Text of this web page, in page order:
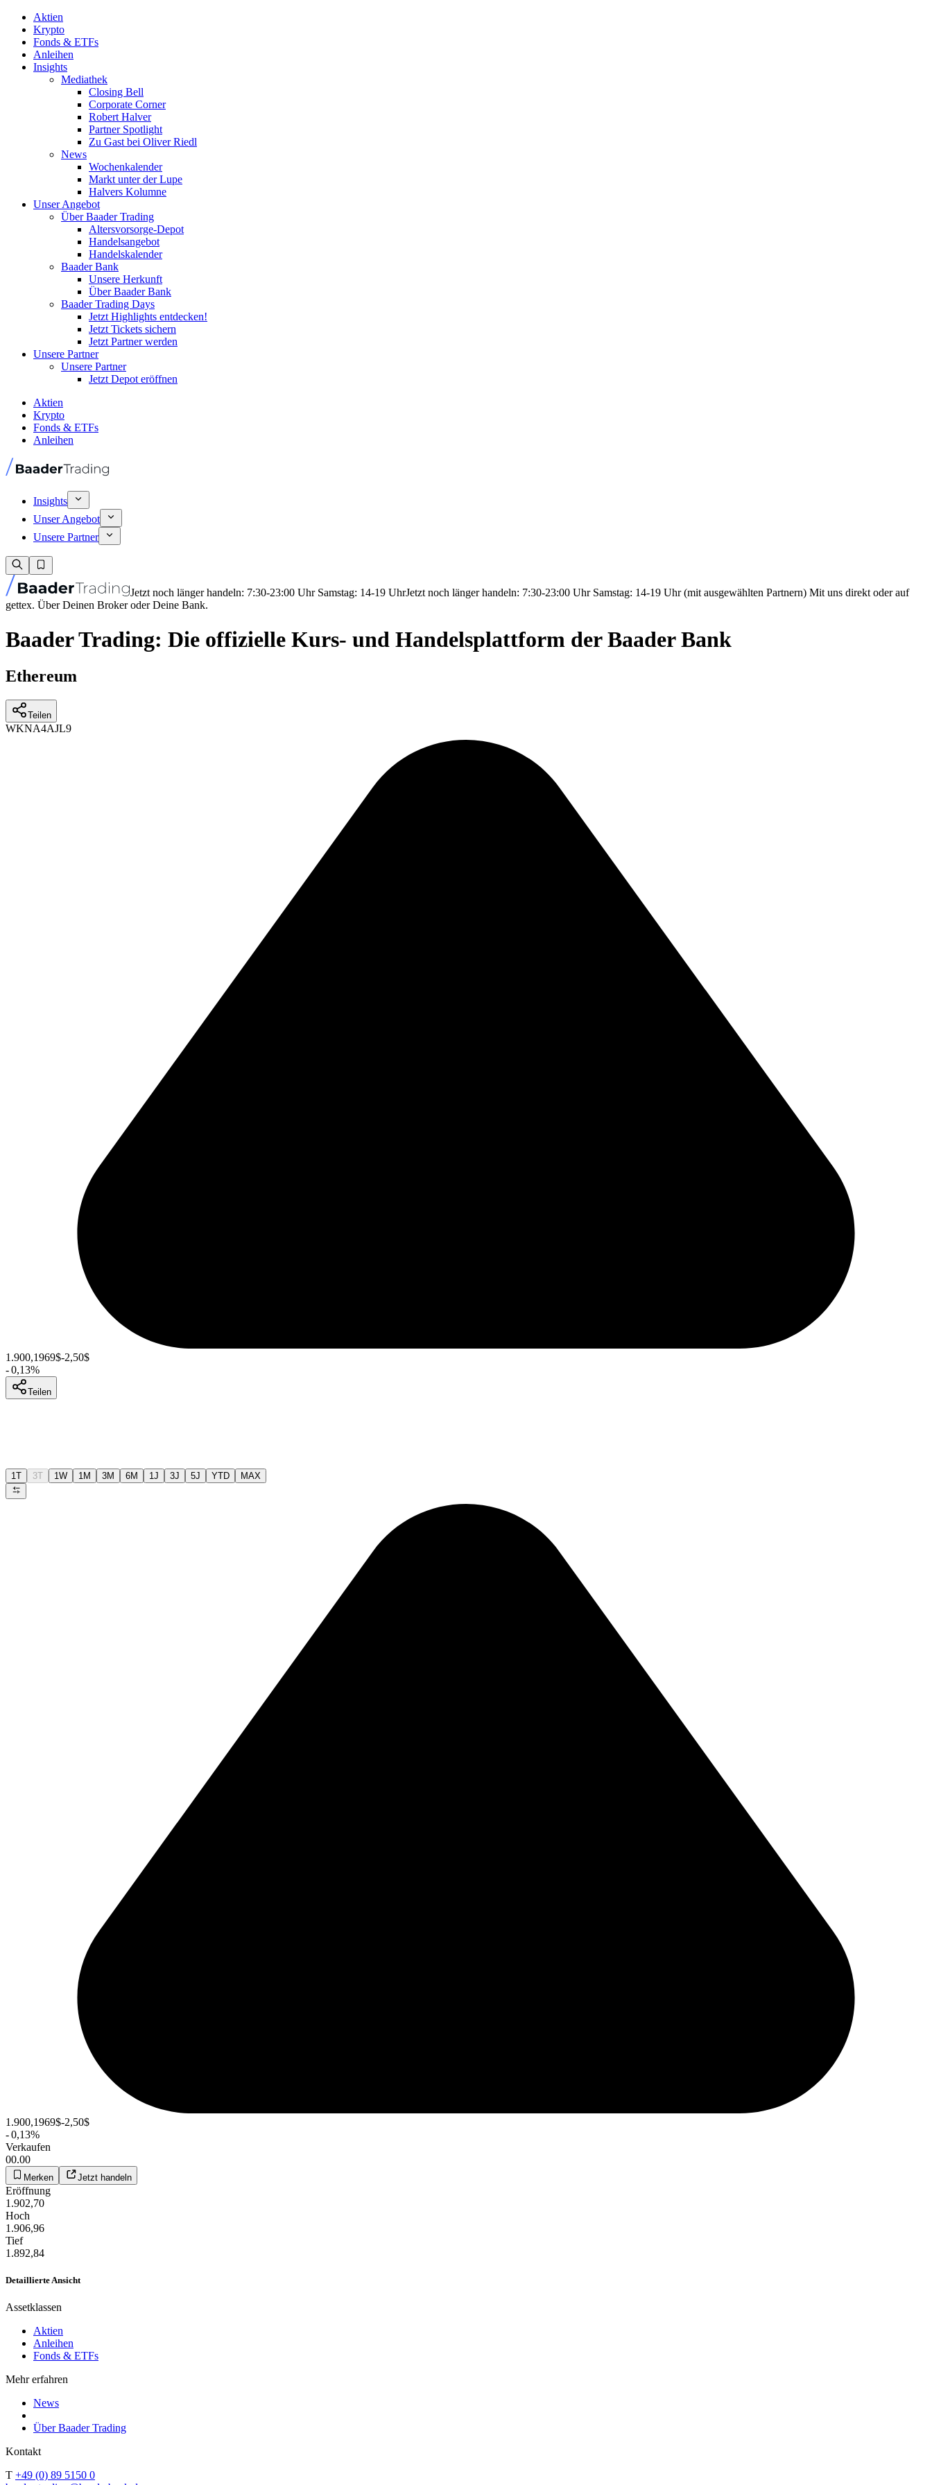
Aktien
Krypto
Fonds & ETFs
Anleihen
Insights
Mediathek
Closing Bell
Corporate Corner
Robert Halver
Partner Spotlight
Zu Gast bei Oliver Riedl
News
Wochenkalender
Markt unter der Lupe
Halvers Kolumne
Unser Angebot
Über Baader Trading
Altersvorsorge-Depot
Handelsangebot
Handelskalender
Baader Bank
Unsere Herkunft
Über Baader Bank
Baader Trading Days
Jetzt Highlights entdecken!
Jetzt Tickets sichern
Jetzt Partner werden
Unsere Partner
Unsere Partner
Jetzt Depot eröffnen
Aktien
Krypto
Fonds & ETFs
Anleihen
Insights
Unser Angebot
Unsere Partner
Jetzt noch länger handeln: 7:30-23:00 Uhr Samstag: 14-19 UhrJetzt noch länger handeln: 7:30-23:00 Uhr Samstag: 14-19 Uhr (mit ausgewählten Partnern) Mit uns direkt oder auf
gettex. Über Deinen Broker oder Deine Bank.
Baader Trading: Die offizielle Kurs- und Handelsplattform der Baader Bank
Ethereum
Teilen
WKNA4AJL9
1.900,1969$-2,50$
-0,13%
Teilen
1T 3T 1W 1M 3M 6M 1J 3J 5J YTD MAX
1.900,1969$-2,50$
-0,13%
Verkaufen
00.00
Merken Jetzt handeln
Eröffnung
1.902,70
Hoch
1.906,96
Tief
1.892,84
Detaillierte Ansicht
Assetklassen
Aktien
Anleihen
Fonds & ETFs
Mehr erfahren
News
Über Baader Trading
Kontakt
T +49 (0) 89 5150 0